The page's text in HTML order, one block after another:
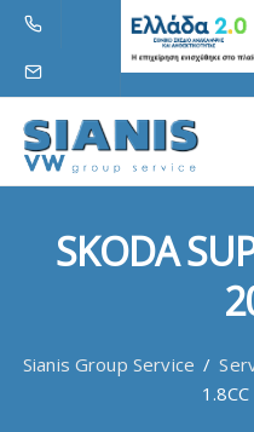
SKODA
Sianis Group Service /